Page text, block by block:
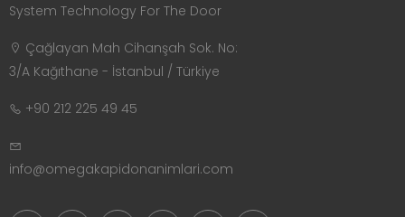
System Technology For The Door
Çağlayan Mah Cihanşah Sok. No:
3/A Kağıthane - İstanbul / Türkiye
+90 212 225 49 45
info@omegakapidonanimlari.com